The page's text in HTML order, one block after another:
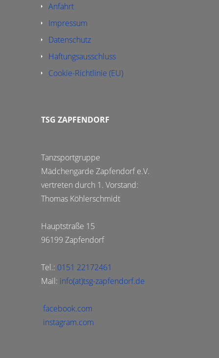
Anfahrt
Impressum
Datenschutz
Haftungsausschluss
Cookie-Richtlinie (EU)
TSG ZAPFENDORF
Tanzsportgruppe
Mädchengarde Zapfendorf e.V.
vertreten durch 1. Vorstand:
Thomas Köhlerschmidt
Hauptstraße 15
96199 Zapfendorf
Tel.: 0151 22172461
Mail: info(at)tsg-zapfendorf.de
facebook.com
instagram.com